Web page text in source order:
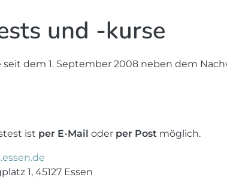
und -kurse
dem 1. September 2008 neben dem
ist per E-Mail oder per Post möglich.
1, 45127 Essen